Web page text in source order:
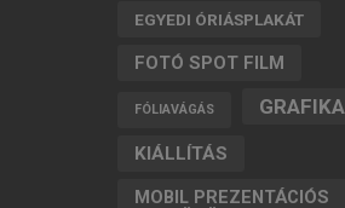
EGYEDI ÓRIÁSPLAKÁT
FOTÓ SPOT FILM
FÓLIAVÁGÁS GRAFIKA
KIÁLLÍTÁS
MOBIL PREZENTÁCIÓS